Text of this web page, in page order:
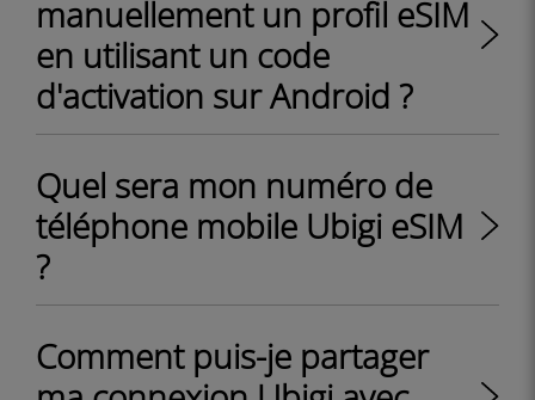
manuellement un profil eSIM
en utilisant un code
d'activation sur Android ?
Quel sera mon numéro de
téléphone mobile Ubigi eSIM
?
Comment puis-je partager